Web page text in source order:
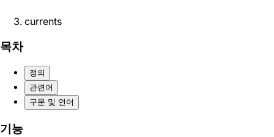
currents
목차
정의
관련어
구문 및 연어
기능